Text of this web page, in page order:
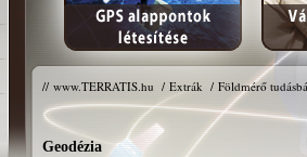
// www.TERRATIS.hu / Extrák / Földmérő
Geodézia